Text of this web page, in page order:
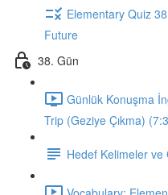
Elementary Quiz
Future
38. Gün
Günlük Konuşma
Trip (Geziye Çıkma)
Hedef Kelimeler ve